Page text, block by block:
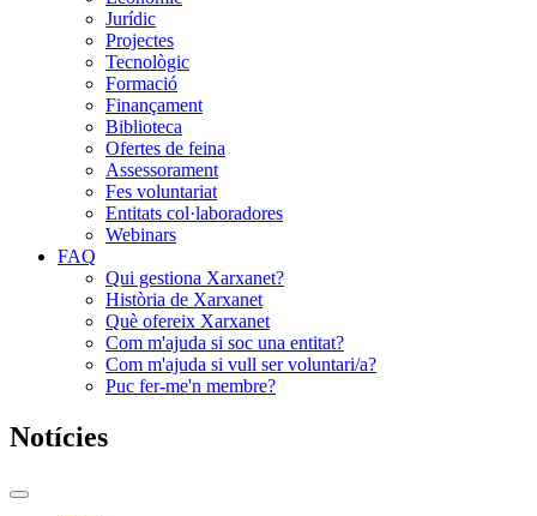
Jurídic
Projectes
Tecnològic
Formació
Finançament
Biblioteca
Ofertes de feina
Assessorament
Fes voluntariat
Entitats col·laboradores
Webinars
FAQ
Qui gestiona Xarxanet?
Història de Xarxanet
Què ofereix Xarxanet
Com m'ajuda si soc una entitat?
Com m'ajuda si vull ser voluntari/a?
Puc fer-me'n membre?
Notícies
Commutador